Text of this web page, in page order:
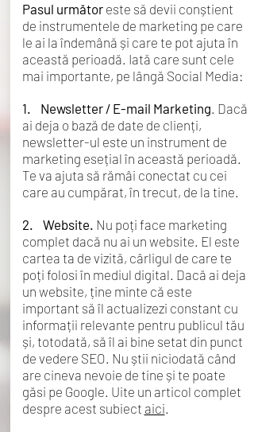
Pasul următoreste să devii conștient
de instrumentele de marketing pe care
le ai la îndemână și care te pot ajuta în
această perioadă. Iată care sunt cele
mai importante, pe lângă Social Media:
1. Newsletter / E-mail Marketing. Dacă
ai deja o bază de date de clienți,
newsletter-ul este un instrument de
marketing esețial în această perioadă.
Te va ajuta să rămâi conectat cu cei
care au cumpărat, în trecut, de la tine.
2. Website. Nu poți face marketing
complet dacă nu ai un website. El este
cartea ta de vizită, cârligul de care te
poți folosi în mediul digital. Dacă ai deja
un website, ține minte că este
important să îl actualizezi constant cu
informații relevante pentru publicul tău
și, totodată, să îl ai bine setat din punct
de vedere SEO. Nu știi niciodată când
are cineva nevoie de tine și te poate
găsi pe Google. Uite un articol complet
despre acest subiect aici.